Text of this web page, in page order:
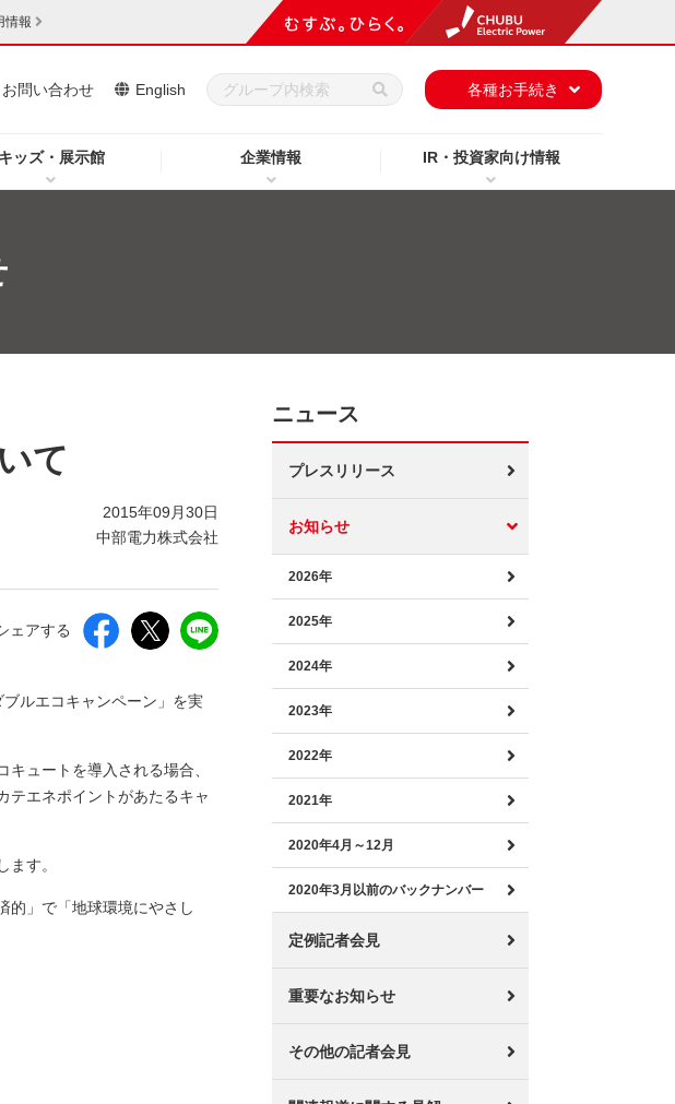
キッズ・展示館 企業情報 IR・投資家向け情報
問い合わせ English 各種お手続き
給
報
お客さま
情報
て
2015年09月30日
中部電力株式会社
ェアする
ルエコキャンペーン」を実
ュートを導入される場合、
テエネポイントがあたるキャ
す。
的」で「地球環境にやさし
ニュース
プレスリリース
お知らせ
2026年
2025年
2024年
2023年
2022年
2021年
2020年4月～12月
2020年3月以前のバックナンバー
定例記者会見
重要なお知らせ
その他の記者会見